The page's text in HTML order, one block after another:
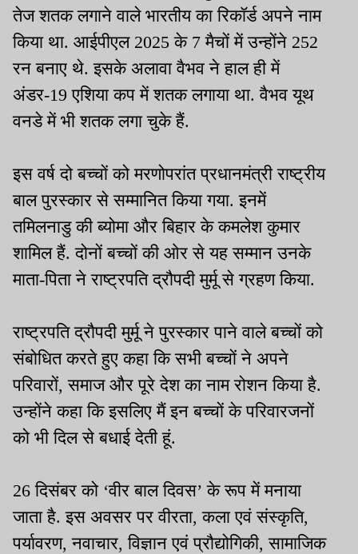
तेज शतक लगाने वाले भारतीय का रिकॉर्ड अपने नाम
किया था. आईपीएल 2025 के 7 मैचों में उन्होंने 252
रन बनाए थे. इसके अलावा वैभव ने हाल ही में
अंडर-19 एशिया कप में शतक लगाया था. वैभव यूथ
वनडे में भी शतक लगा चुके हैं.
इस वर्ष दो बच्चों को मरणोपरांत प्रधानमंत्री राष्ट्रीय
बाल पुरस्कार से सम्मानित किया गया. इनमें
तमिलनाडु की ब्योमा और बिहार के कमलेश कुमार
शामिल हैं. दोनों बच्चों की ओर से यह सम्मान उनके
माता-पिता ने राष्ट्रपति द्रौपदी मुर्मू से ग्रहण किया.
राष्ट्रपति द्रौपदी मुर्मू ने पुरस्कार पाने वाले बच्चों को
संबोधित करते हुए कहा कि सभी बच्चों ने अपने
परिवारों, समाज और पूरे देश का नाम रोशन किया है.
उन्होंने कहा कि इसलिए मैं इन बच्चों के परिवारजनों
को भी दिल से बधाई देती हूं.
26 दिसंबर को ‘वीर बाल दिवस’ के रूप में मनाया
जाता है. इस अवसर पर वीरता, कला एवं संस्कृति,
पर्यावरण, नवाचार, विज्ञान एवं प्रौद्योगिकी, सामाजिक